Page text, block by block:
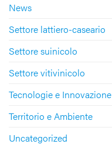
News
Settore lattiero-caseario
Settore suinicolo
Settore vitivinicolo
Tecnologie e Innovazione
Territorio e Ambiente
Uncategorized